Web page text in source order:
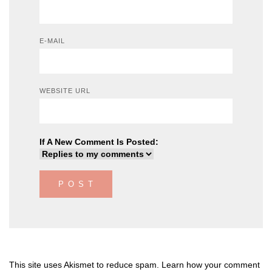
E-MAIL
WEBSITE URL
If A New Comment Is Posted:
This site uses Akismet to reduce spam. Learn how your comment